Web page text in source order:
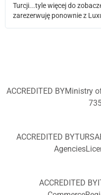
Turcji...tyle więcej do
zarezerwuję ponownie z
ACCREDITED BYMinistry
ACCREDITED
ACCREDITED